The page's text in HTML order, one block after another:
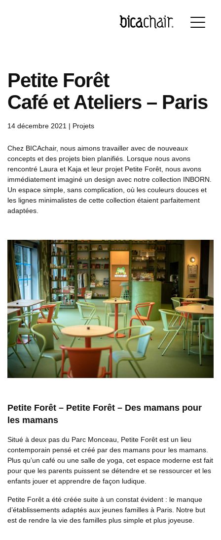
Petite Forêt
Café et Ateliers – Paris
14 décembre 2021 | Projets
Chez BICAchair, nous aimons travailler avec de nouveaux
concepts et des projets bien planifiés. Lorsque nous avons
rencontré Laura et Kaja et leur projet Petite Forêt, nous avons
immédiatement imaginé un design avec notre collection INBORN.
Un espace simple, sans complication, où les couleurs douces et
les lignes minimalistes de cette collection étaient parfaitement
adaptées.
Petite Forêt – Petite Forêt – Des mamans pour
les mamans
Situé à deux pas du Parc Monceau, Petite Forêt est un lieu
contemporain pensé et créé par des mamans pour les mamans.
Plus qu’un café ou une salle de yoga, cet espace moderne est fait
pour que les parents puissent se détendre et se ressourcer et les
enfants jouer et apprendre de façon ludique.
Petite Forêt a été créée suite à un constat évident : le manque
d’établissements adaptés aux jeunes familles à Paris. Notre but
est de rendre la vie des familles plus simple et plus joyeuse.